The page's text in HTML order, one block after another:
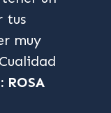
tus
muy
ROSA